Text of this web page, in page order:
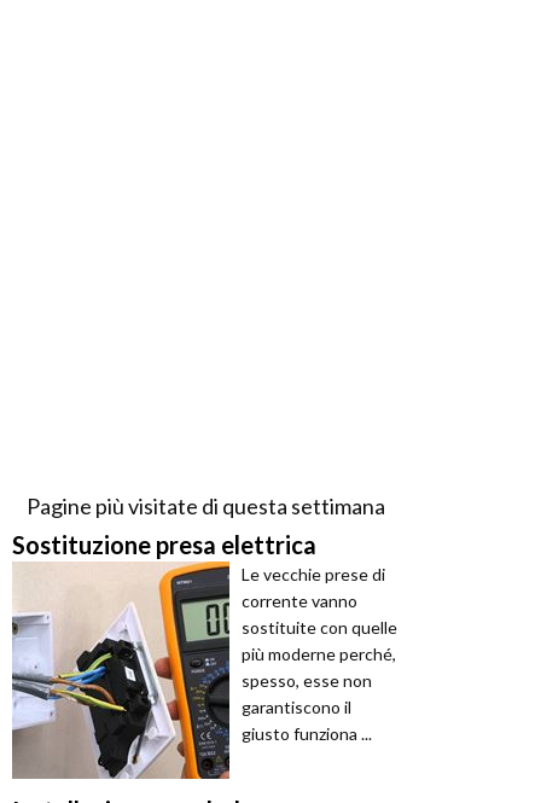
Pagine più visitate di questa settimana
Sostituzione presa elettrica
Le vecchie prese di
corrente vanno
sostituite con quelle
più moderne perché,
spesso, esse non
garantiscono il
giusto funziona ...